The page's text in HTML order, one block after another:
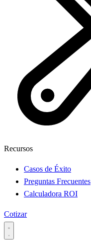
Recursos
Casos de Éxito
Preguntas Frecuentes
Calculadora ROI
Cotizar